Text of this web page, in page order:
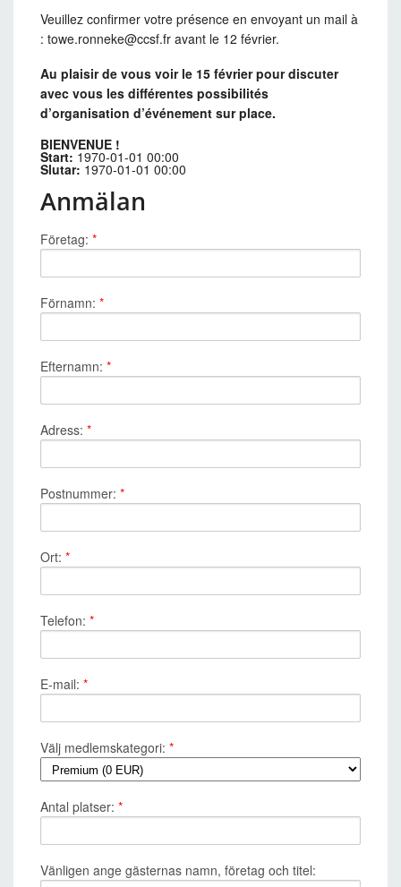
Veuillez confirmer votre présence en envoyant un mail à
: towe.ronneke@ccsf.fr avant le 12 février.
Au plaisir de vous voir le 15 février pour discuter
avec vous les différentes possibilités
d’organisation d’événement sur place.
BIENVENUE !
Start: 1970-01-01 00:00
Slutar: 1970-01-01 00:00
Anmälan
Företag: *
Förnamn: *
Efternamn: *
Adress: *
Postnummer: *
Ort: *
Telefon: *
E-mail: *
Välj medlemskategori: *
Antal platser: *
Vänligen ange gästernas namn, företag och titel: